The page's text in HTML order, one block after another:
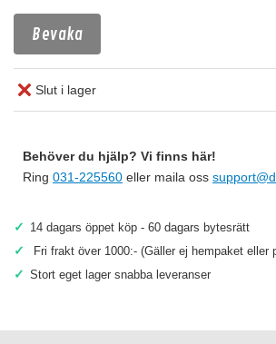
Bevaka
Slut i lager
Behöver du hjälp? Vi finns här!
Ring 031-225560 eller maila oss
✓ 14 dagars öppet köp - 60 dagars bytesrätt
✓ Fri frakt över 1000:- (Gäller ej hempaket eller
✓ Stort eget lager snabba leveranser